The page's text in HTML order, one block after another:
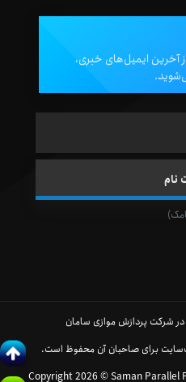
آخرین ایمیل‌های خبری،
شرکت پردازش موازی سامان
برای صاحبان آن محفوظ است.
Copyright 2026 © Saman